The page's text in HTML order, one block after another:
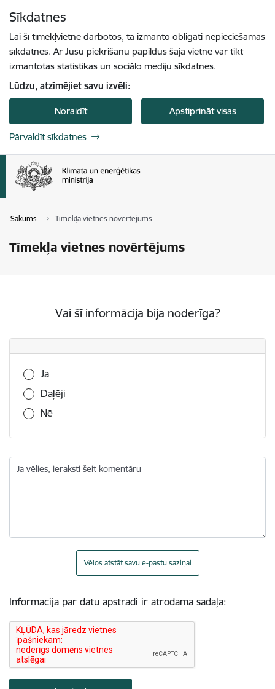
Sīkdatnes
Lai šī tīmekļvietne darbotos, tā izmanto obligāti nepieciešamās
sīkdatnes. Ar Jūsu piekrišanu papildus šajā vietnē var tikt
izmantotas statistikas un sociālo mediju sīkdatnes.
Lūdzu, atzīmējiet savu izvēli:
Noraidīt Apstiprināt visas
Pārvaldīt sīkdatnes
Sākums Tīmekļa vietnes novērtējums
Tīmekļa vietnes novērtējums
Vai šī informācija bija noderīga?
Vai šī informācija bija noderīga?
Jā
Daļēji
Nē
Ja vēlies, ieraksti šeit komentāru
Vēlos atstāt savu e-pastu saziņai
Informācija par datu apstrādi ir atrodama sadaļā: